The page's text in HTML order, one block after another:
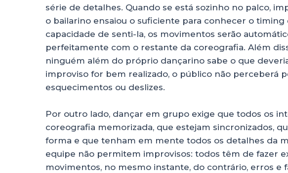
série de detalhes. Quando se está sozinho no palco,
o bailarino ensaiou o suficiente para conhecer o timing
capacidade de senti-la, os movimentos serão
perfeitamente com o restante da coreografia. Além
ninguém além do próprio dançarino sabe o que
improviso for bem realizado, o público não perceberá
esquecimentos ou deslizes.
Por outro lado, dançar em grupo exige que todos os
coreografia memorizada, que estejam sincronizados,
forma e que tenham em mente todos os detalhes da
equipe não permitem improvisos: todos têm de fazer
movimentos, no mesmo instante, do contrário, erros e